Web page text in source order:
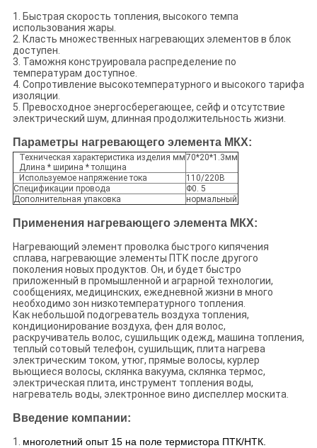
1. Быстрая скорость топления, высокого темпа
использования жары.
2. Класть множественных нагревающих элементов в блок
доступен.
3. Таможня конструировала распределение по
температурам доступное.
4. Сопротивление высокотемпературного и высокого тарифа
изоляции.
5. Превосходное энергосберегающее, сейф и отсутствие
электрический шум, длинная продолжительность жизни.
Параметры нагревающего элемента МКХ:
Техническая характеристика изделия мм
Длина * ширина * толщина
70*20*1.3мм
Используемое напряжение тока
110/220В
Спецификации провода
Φ0. 5
Дополнительная упаковка
нормальный
Применения нагревающего элемента МКХ:
Нагревающий элемент проволка быстрого кипячения
сплава, нагревающие элементы ПТК после другого
поколения новых продуктов. Он, и будет быстро
приложенный в промышленной и аграрной технологии,
сообщениях, медицинских, ежедневной жизни в много
необходимо зон низкотемпературного топления.
Как небольшой подогреватель воздуха топления,
кондиционирование воздуха, фен для волос,
раскручиватель волос, сушильщик одежд, машина топления,
теплый сотовый телефон, сушильщик, плита нагрева
электрическим током, утюг, прямые волосы, курлер
вьющиеся волосы, склянка вакуума, склянка термос,
электрическая плита, инструмент топления воды,
нагреватель воды, электронное вино диспеллер москита.
Введение компании:
1. многолетний опыт 15 на поле термистора ПТК/НТК.